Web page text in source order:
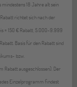
18 Jahre alt sein
richtet sich nach der
= 150 € Rabatt, 5.000-9.999
Basis für den Rabatt sind
bzw.
Rabatt ausgeschlossen). Der
Einzelprogramm findest